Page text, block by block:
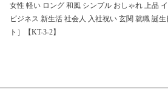
女性 軽い ロング 和風 シンプル おしゃれ 上品
ビジネス 新生活 社会人 入社祝い 玄関 就職 誕
ト］【KT-3-2】